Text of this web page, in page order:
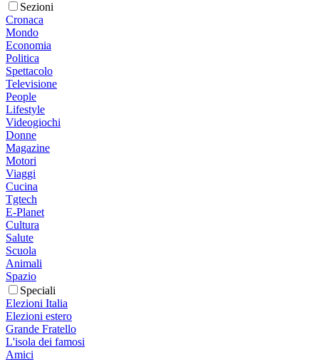
Sezioni
Cronaca
Mondo
Economia
Politica
Spettacolo
Televisione
People
Lifestyle
Videogiochi
Donne
Magazine
Motori
Viaggi
Cucina
Tgtech
E-Planet
Cultura
Salute
Scuola
Animali
Spazio
Speciali
Elezioni Italia
Elezioni estero
Grande Fratello
L'isola dei famosi
Amici